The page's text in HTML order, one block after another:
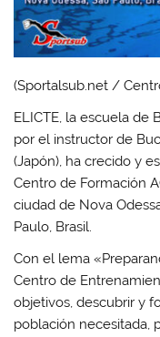
(Sportalsub.net /
ELICTE, la escuela de
por el instructor de
(Japón), ha crecido y
Centro de Formación
ciudad de Nova
Paulo, Brasil.
Con el lema
Centro de
objetivos, descubrir y
población necesitada,